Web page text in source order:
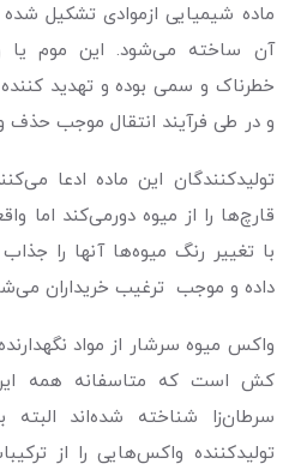
ماده شیمیایی ازموادی تشکیل
آن ساخته می‌شود. این موم یا
خطرناک و سمی بوده و تهدید
و در طی فرآیند انتقال موجب
تولید‌کنندگان این ماده ادعا
قارچ‌ها را از میوه دورمی‌کند اما
با تغییر رنگ میوه‌ها آنها را
داده و موجب ترغیب خریداران
واکس میوه سرشار از مواد
کش است که متاسفانه همه این
سرطان‌زا شناخته شده‌اند
تولید‌کننده واکس‌هایی را از